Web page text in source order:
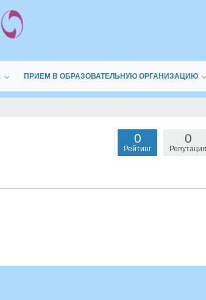
ПРИЕМ В ОБРАЗОВАТЕЛЬНУЮ ОРГАНИЗАЦИЮ
0
Репутация
0
Рейтинг